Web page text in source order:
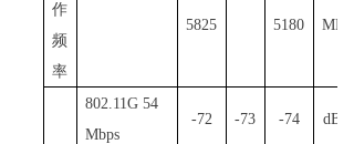
作
频
率
5825 5180 MHz
802.11G 54
Mbps
-72 -73 -74 dBm